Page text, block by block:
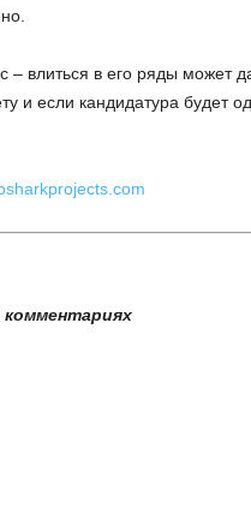
– влиться в его ряды может
и если кандидатура будет